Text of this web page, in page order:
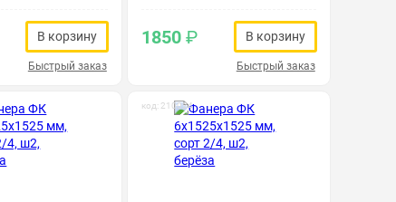
В корзину
Быстрый заказ
1850₽ В корзину
Быстрый заказ
код: 210024